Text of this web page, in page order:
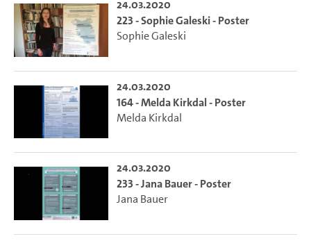
24.03.2020
223 - Sophie Galeski - Poster
Sophie Galeski
24.03.2020
164 - Melda Kirkdal - Poster
Melda Kirkdal
24.03.2020
233 - Jana Bauer - Poster
Jana Bauer